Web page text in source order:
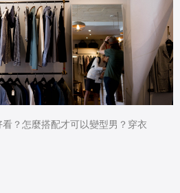
？怎麼搭配才可以變型男？穿衣